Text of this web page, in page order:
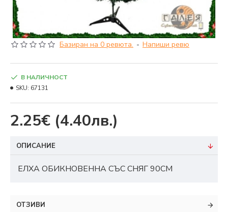
Базиран на 0 ревюта. - Напиши ревю
2.25€ (4.40лв.)
В НАЛИЧНОСТ
SKU: 67131
ОПИСАНИЕ
ЕЛХА ОБИКНОВЕННА СЪС СНЯГ 90СМ
ОТЗИВИ